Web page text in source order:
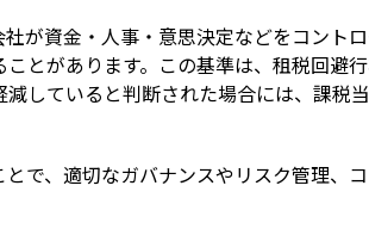
が資金・人事・意思決定などをコント
とがあります。この基準は、租税回避
していると判断された場合には、課税
で、適切なガバナンスやリスク管理、